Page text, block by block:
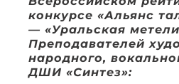
конкурсе «Альянс
— «Уральская
Преподавателей
народного,
ДШИ «Синтез»: